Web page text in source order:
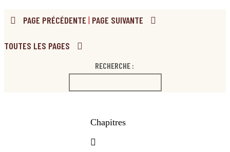
PAGE PRÉCÉDENTE | PAGE SUIVANTE
TOUTES LES PAGES
RECHERCHE :
Chapitres